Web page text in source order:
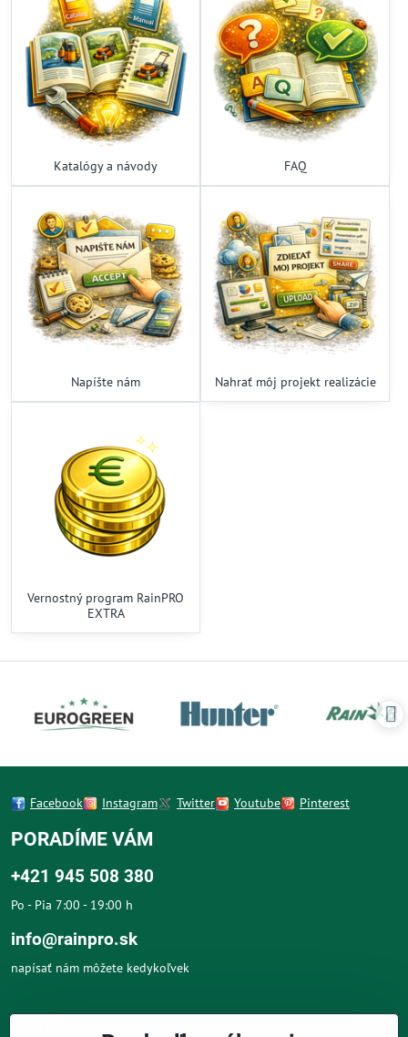
Katalógy a návody FAQ
Napíšte nám Nahrať môj projekt realizácie
Vernostný program RainPRO
EXTRA
Facebook Instagram Twitter Youtube Pinterest
PORADÍME VÁM
+421 945 508 380
Po - Pia 7:00 - 19:00 h
info@rainpro.sk
napísať nám môžete kedykoľvek